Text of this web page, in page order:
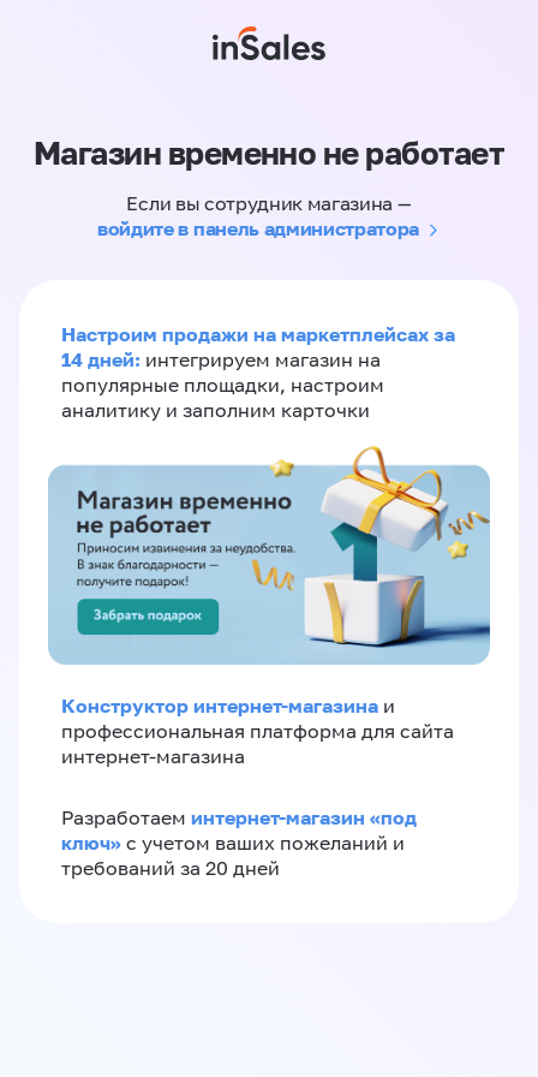
Магазин временно не работает
Если вы сотрудник магазина —
войдите в панель администратора
Настроим продажи на маркетплейсах за
14 дней: интегрируем магазин на
популярные площадки, настроим
аналитику и заполним карточки
Конструктор интернет-магазина и
профессиональная платформа для сайта
интернет-магазина
Разработаем интернет-магазин «‎под
ключ»‎ с учетом ваших пожеланий и
требований за 20 дней